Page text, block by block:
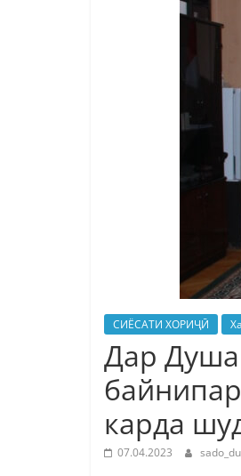
СИЁСАТИ ХОРИҶӢ
Дар
карда
07.04.2023